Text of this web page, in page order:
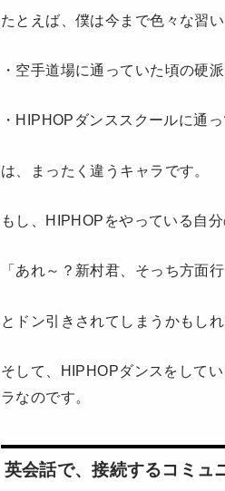
たとえば、僕は今まで色々な習
・空手道場に通っていた頃の硬
・HIPHOPダンススクールに通
は、まったく違うキャラです。
もし、HIPHOPをやっている自
「あれ～？新村君、そっち方面
とドン引きされてしまうかもしれ
そして、HIPHOPダンスをして
ラなのです。
英会話で、接続するコミュ